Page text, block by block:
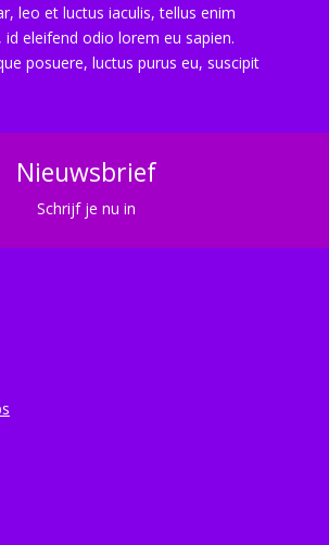
leo et luctus iaculis, tellus enim
eleifend odio lorem eu sapien.
posuere, luctus purus eu, suscipit
Nieuwsbrief
Schrijf je nu in